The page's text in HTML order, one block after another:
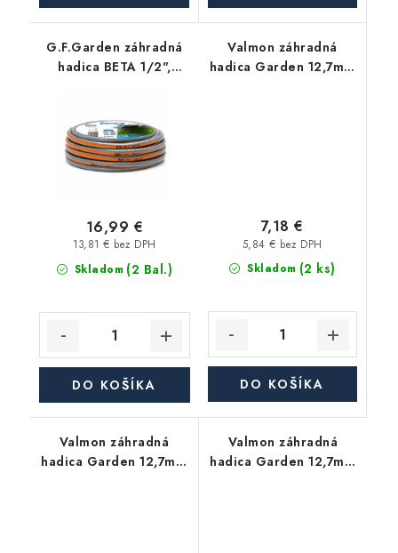
G.F.Garden záhradná
hadica BETA 1/2",
Skladom (2 Bal.)
13,81 € bez DPH
16,99 €
DO KOŠÍKA
Valmon záhradná
hadica Garden 12,7mm
Skladom (2 ks)
5,84 € bez DPH
7,18 €
DO KOŠÍKA
Valmon záhradná
hadica Garden 12,7mm
Valmon záhradná
hadica Garden 12,7mm